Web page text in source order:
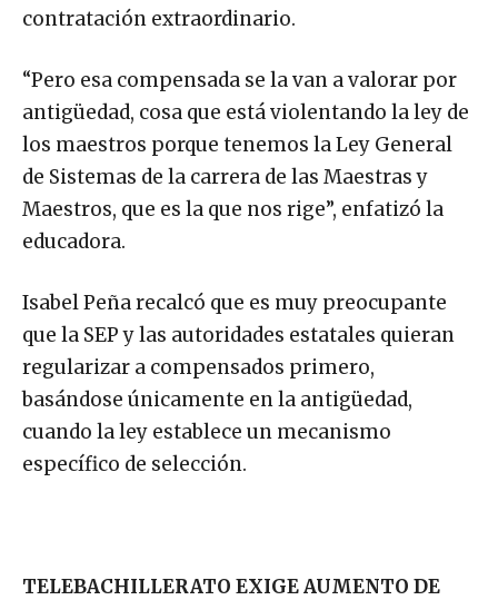
contratación extraordinario.
“Pero esa compensada se la van a valorar por
antigüedad, cosa que está violentando la ley de
los maestros porque tenemos la Ley General
de Sistemas de la carrera de las Maestras y
Maestros, que es la que nos rige”, enfatizó la
educadora.
Isabel Peña recalcó que es muy preocupante
que la SEP y las autoridades estatales quieran
regularizar a compensados primero,
basándose únicamente en la antigüedad,
cuando la ley establece un mecanismo
específico de selección.
TELEBACHILLERATO EXIGE AUMENTO DE